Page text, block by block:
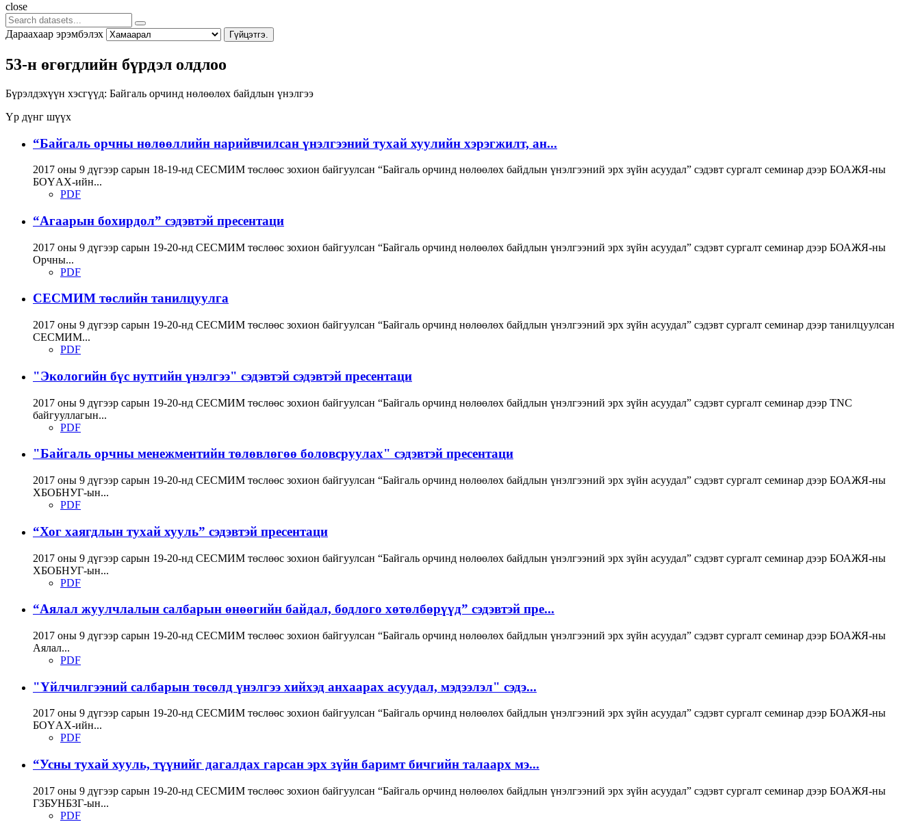
close
Дараахаар эрэмбэлэх Гүйцэтгэ.
53-н өгөгдлийн бүрдэл олдлоо
Бүрэлдэхүүн хэсгүүд: Байгаль орчинд нөлөөлөх байдлын үнэлгээ
Үр дүнг шүүх
“Байгаль орчны нөлөөллийн нарийвчилсан үнэлгээний тухай хуулийн хэрэгжилт, ан...
2017 оны 9 дүгээр сарын 18-19-нд СЕСМИМ төслөөс зохион байгуулсан “Байгаль орчинд нөлөөлөх байдлын үнэлгээний эрх зүйн асуудал” сэдэвт сургалт семинар дээр БОАЖЯ-ны
БОҮАХ-ийн...
PDF
“Агаарын бохирдол” сэдэвтэй пресентаци
2017 оны 9 дүгээр сарын 19-20-нд СЕСМИМ төслөөс зохион байгуулсан “Байгаль орчинд нөлөөлөх байдлын үнэлгээний эрх зүйн асуудал” сэдэвт сургалт семинар дээр БОАЖЯ-ны
Орчны...
PDF
СЕСМИМ төслийн танилцуулга
2017 оны 9 дүгээр сарын 19-20-нд СЕСМИМ төслөөс зохион байгуулсан “Байгаль орчинд нөлөөлөх байдлын үнэлгээний эрх зүйн асуудал” сэдэвт сургалт семинар дээр танилцуулсан
СЕСМИМ...
PDF
"Экологийн бүс нутгийн үнэлгээ" сэдэвтэй сэдэвтэй пресентаци
2017 оны 9 дүгээр сарын 19-20-нд СЕСМИМ төслөөс зохион байгуулсан “Байгаль орчинд нөлөөлөх байдлын үнэлгээний эрх зүйн асуудал” сэдэвт сургалт семинар дээр TNC
байгууллагын...
PDF
"Байгаль орчны менежментийн төлөвлөгөө боловсруулах" сэдэвтэй пресентаци
2017 оны 9 дүгээр сарын 19-20-нд СЕСМИМ төслөөс зохион байгуулсан “Байгаль орчинд нөлөөлөх байдлын үнэлгээний эрх зүйн асуудал” сэдэвт сургалт семинар дээр БОАЖЯ-ны
ХБОБНУГ-ын...
PDF
“Хог хаягдлын тухай хууль” сэдэвтэй пресентаци
2017 оны 9 дүгээр сарын 19-20-нд СЕСМИМ төслөөс зохион байгуулсан “Байгаль орчинд нөлөөлөх байдлын үнэлгээний эрх зүйн асуудал” сэдэвт сургалт семинар дээр БОАЖЯ-ны
ХБОБНУГ-ын...
PDF
“Аялал жуулчлалын салбарын өнөөгийн байдал, бодлого хөтөлбөрүүд” сэдэвтэй пре...
2017 оны 9 дүгээр сарын 19-20-нд СЕСМИМ төслөөс зохион байгуулсан “Байгаль орчинд нөлөөлөх байдлын үнэлгээний эрх зүйн асуудал” сэдэвт сургалт семинар дээр БОАЖЯ-ны
Аялал...
PDF
"Үйлчилгээний салбарын төсөлд үнэлгээ хийхэд анхаарах асуудал, мэдээлэл" сэдэ...
2017 оны 9 дүгээр сарын 19-20-нд СЕСМИМ төслөөс зохион байгуулсан “Байгаль орчинд нөлөөлөх байдлын үнэлгээний эрх зүйн асуудал” сэдэвт сургалт семинар дээр БОАЖЯ-ны
БОҮАХ-ийн...
PDF
“Усны тухай хууль, түүнийг дагалдах гарсан эрх зүйн баримт бичгийн талаарх мэ...
2017 оны 9 дүгээр сарын 19-20-нд СЕСМИМ төслөөс зохион байгуулсан “Байгаль орчинд нөлөөлөх байдлын үнэлгээний эрх зүйн асуудал” сэдэвт сургалт семинар дээр БОАЖЯ-ны
ГЗБУНБЗГ-ын...
PDF